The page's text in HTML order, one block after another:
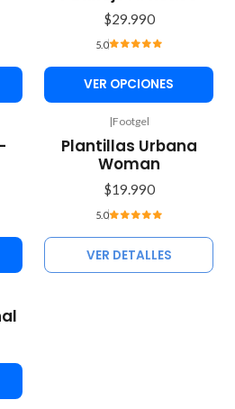
$29.990
5.0
VER OPCIONES
|Footgel
Plantillas Urbana
Woman
$19.990
5.0
VER DETALLES